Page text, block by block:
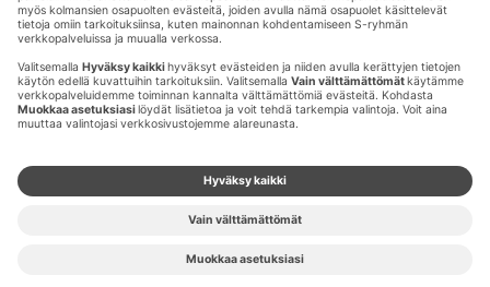
Stellan esittely
Tapahtumajärjestäjille
Toriparkki
Vuokrattavat liikehuoneistot
Yhteystiedot